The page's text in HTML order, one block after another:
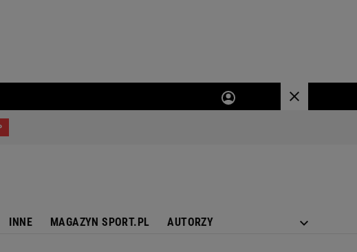
INNE MAGAZYN SPORT.PL AUTORZY